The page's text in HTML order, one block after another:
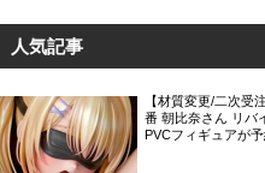
人気記事
【材質変更/二次受
番 朝比奈さん リバ
PVCフィギュアが予